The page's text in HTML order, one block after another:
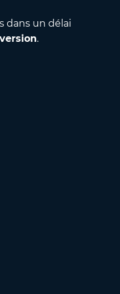
dans un délai
.